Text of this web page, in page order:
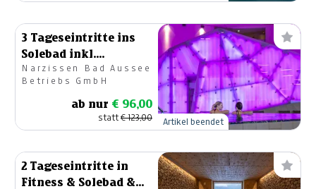
3 Tageseintritte ins
Solebad inkl.
Saunawelt
Narzissen Bad Aussee
Betriebs GmbH
ab nur € 96,00
statt€ 123,00 Artikel beendet
2 Tageseintritte in
Fitness & Solebad &